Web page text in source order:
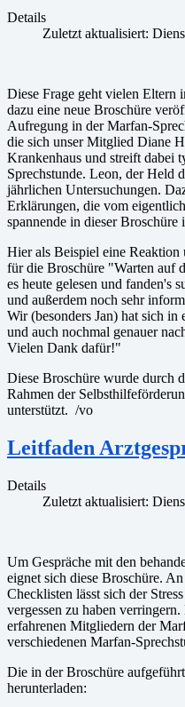
Details
Zuletzt aktualisiert:
Diese Frage geht vielen
dazu eine neue Broschüre
Aufregung in der Marfan-
die sich unser Mitglied Diane
Krankenhaus und streift dabei
Sprechstunde. Leon, der Held
jährlichen Untersuchungen.
Erklärungen, die vom
spannende in dieser
Hier als Beispiel eine Reaktion
für die Broschüre "Warten auf
es heute gelesen und fanden's
und außerdem noch sehr
Wir (besonders Jan) hat sich
und auch nochmal genauer
Vielen Dank dafür!"
Diese Broschüre wurde durch
Rahmen der
unterstützt. /vo
Leitfaden
Details
Zuletzt aktualisiert:
Um Gespräche mit den
eignet sich diese Broschüre.
Checklisten lässt sich der
vergessen zu haben
erfahrenen Mitgliedern der
verschiedenen Marfan-
Die in der Broschüre
herunterladen: